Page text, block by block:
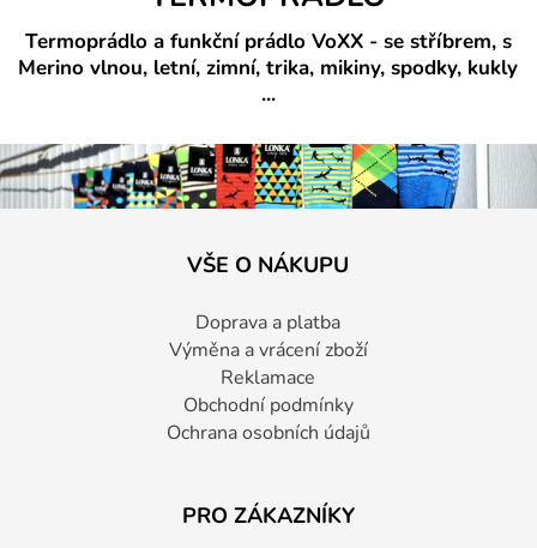
Termoprádlo a funkční prádlo VoXX - se stříbrem, s
Merino vlnou, letní, zimní, trika, mikiny, spodky, kukly
...
VŠE O NÁKUPU
Doprava a platba
Výměna a vrácení zboží
Reklamace
Obchodní podmínky
Ochrana osobních údajů
PRO ZÁKAZNÍKY